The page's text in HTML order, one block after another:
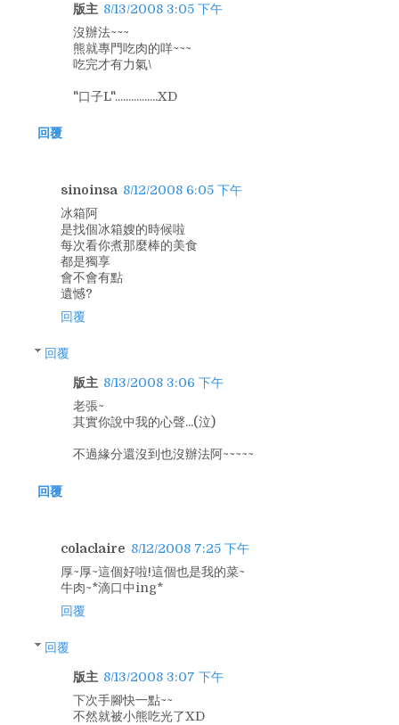
版主 8/13/2008 3:05 下午
沒辦法~~~
熊就專門吃肉的咩~~~
吃完才有力氣\
"口子L"................XD
回覆
sinoinsa 8/12/2008 6:05 下午
冰箱阿
是找個冰箱嫂的時候啦
每次看你煮那麼棒的美食
都是獨享
會不會有點
遺憾?
回覆
回覆
版主 8/13/2008 3:06 下午
老張~
其實你說中我的心聲...(泣)
不過緣分還沒到也沒辦法阿~~~~~
回覆
colaclaire 8/12/2008 7:25 下午
厚~厚~這個好啦!這個也是我的菜~
牛肉~*滴口中ing*
回覆
回覆
版主 8/13/2008 3:07 下午
下次手腳快一點~~
不然就被小熊吃光了XD